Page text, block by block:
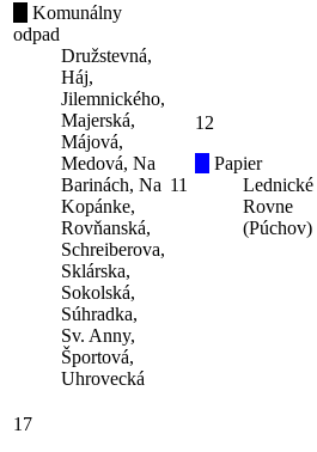
Komunálny
odpad
Družstevná,
Háj,
Jilemnického,
Majerská,
Májová,
Medová, Na
Barinách, Na
Kopánke,
Rovňanská,
Schreiberova,
Sklárska,
Sokolská,
Súhradka,
Sv. Anny,
Športová,
Uhrovecká
11
12
Papier
Lednické
Rovne
(Púchov)
17